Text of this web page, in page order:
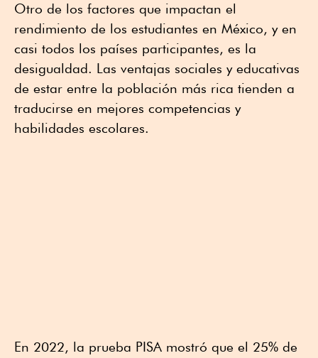
Otro de los factores que impactan el
rendimiento de los estudiantes en México, y en
casi todos los países participantes, es la
desigualdad. Las ventajas sociales y educativas
de estar entre la población más rica tienden a
traducirse en mejores competencias y
habilidades escolares.
En 2022, la prueba PISA mostró que el 25% de